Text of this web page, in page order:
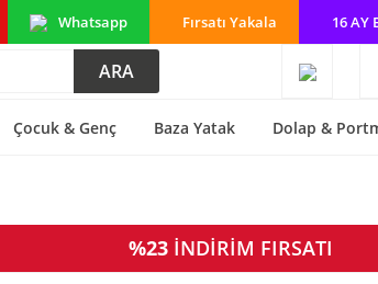
Whatsapp Fırsatı Yakala 16 AY
ARA
Çocuk & Genç Baza Yatak Dolap &
%23 İNDİRİM FIRSATI